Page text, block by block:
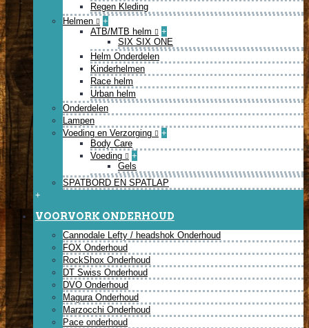
Regen Kleding
Helmen
+
ATB/MTB helm
+
SIX SIX ONE
Helm Onderdelen
Kinderhelmen
Race helm
Urban helm
Onderdelen
Lampen
Voeding en Verzorging
+
Body Care
Voeding
+
Gels
SPATBORD EN SPATLAP
+
VOORVORK ONDERHOUD
Cannodale Lefty / headshok Onderhoud
FOX Onderhoud
RockShox Onderhoud
DT Swiss Onderhoud
DVO Onderhoud
Magura Onderhoud
Marzocchi Onderhoud
Pace onderhoud